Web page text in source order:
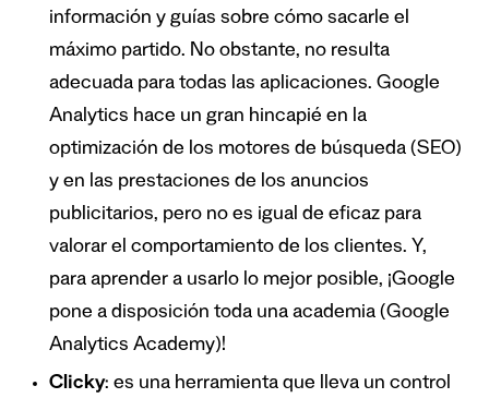
información y guías sobre cómo sacarle el
máximo partido. No obstante, no resulta
adecuada para todas las aplicaciones. Google
Analytics hace un gran hincapié en la
optimización de los motores de búsqueda (SEO)
y en las prestaciones de los anuncios
publicitarios, pero no es igual de eficaz para
valorar el comportamiento de los clientes. Y,
para aprender a usarlo lo mejor posible, ¡Google
pone a disposición toda una academia (Google
Analytics Academy)!
Clicky: es una herramienta que lleva un control